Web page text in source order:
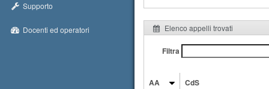
Supporto
Docenti ed operatori Elenco appelli trovati
Filtra
AA CdS